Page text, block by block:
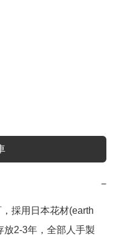
−
採用日本花材(earth
放2-3年，全部人手製